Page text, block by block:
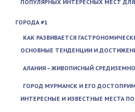
ПОПУЛЯРНЫХ ИНТЕРЕСНЫХ МЕСТ
ГОРОДА #1
КАК РАЗВИВАЕТСЯ
ОСНОВНЫЕ ТЕНДЕНЦИИ И
АЛАНИЯ – ЖИВОПИСНЫЙ
ГОРОД МУРМАНСК И ЕГО
ИНТЕРЕСНЫЕ И ИЗВЕСТНЫЕ МЕСТА